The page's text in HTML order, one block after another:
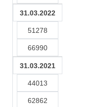
31.03.2022
51278
66990
31.03.2021
44013
62862